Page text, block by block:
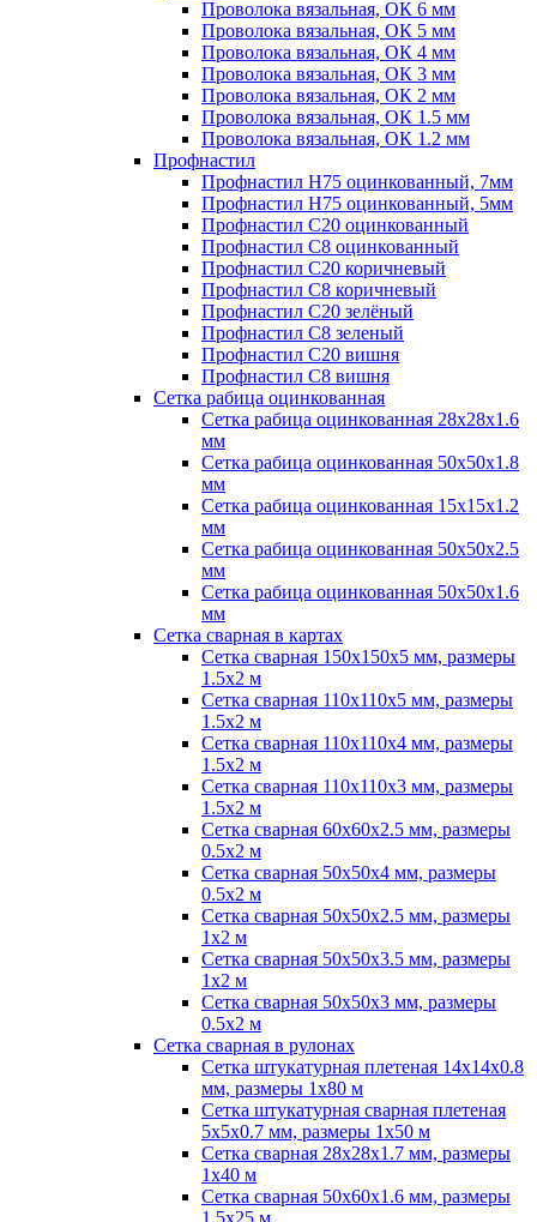
Проволока вязальная, ОК 6 мм
Проволока вязальная, ОК 5 мм
Проволока вязальная, ОК 4 мм
Проволока вязальная, ОК 3 мм
Проволока вязальная, ОК 2 мм
Проволока вязальная, ОК 1.5 мм
Проволока вязальная, ОК 1.2 мм
Профнастил
Профнастил H75 оцинкованный, 7мм
Профнастил H75 оцинкованный, 5мм
Профнастил С20 оцинкованный
Профнастил С8 оцинкованный
Профнастил С20 коричневый
Профнастил С8 коричневый
Профнастил С20 зелёный
Профнастил С8 зеленый
Профнастил С20 вишня
Профнастил С8 вишня
Сетка рабица оцинкованная
Сетка рабица оцинкованная 28х28х1.6
мм
Сетка рабица оцинкованная 50х50х1.8
мм
Сетка рабица оцинкованная 15х15х1.2
мм
Сетка рабица оцинкованная 50х50х2.5
мм
Сетка рабица оцинкованная 50х50х1.6
мм
Сетка сварная в картах
Сетка сварная 150х150х5 мм, размеры
1.5х2 м
Сетка сварная 110х110х5 мм, размеры
1.5х2 м
Сетка сварная 110х110х4 мм, размеры
1.5х2 м
Сетка сварная 110х110х3 мм, размеры
1.5х2 м
Сетка сварная 60х60х2.5 мм, размеры
0.5х2 м
Сетка сварная 50х50х4 мм, размеры
0.5х2 м
Сетка сварная 50х50х2.5 мм, размеры
1х2 м
Сетка сварная 50х50х3.5 мм, размеры
1х2 м
Сетка сварная 50х50х3 мм, размеры
0.5х2 м
Сетка сварная в рулонах
Сетка штукатурная плетеная 14х14х0.8
мм, размеры 1х80 м
Сетка штукатурная сварная плетеная
5х5х0.7 мм, размеры 1х50 м
Сетка сварная 28х28х1.7 мм, размеры
1х40 м
Сетка сварная 50х60х1.6 мм, размеры
1.5х25 м